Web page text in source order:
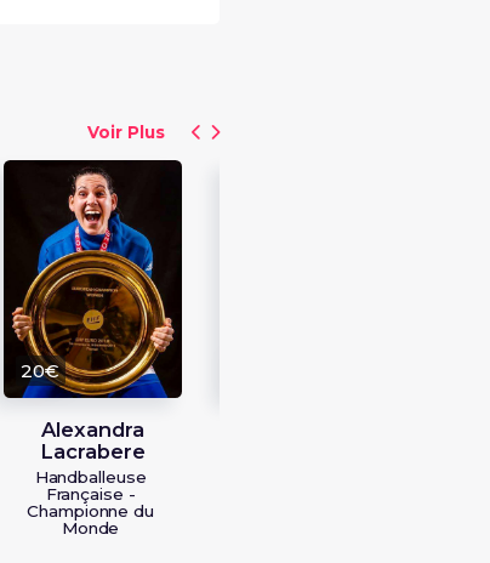
Voir Plus
20€
Alexandra
Lacrabere
Handballeuse
Française -
Championne du
Monde